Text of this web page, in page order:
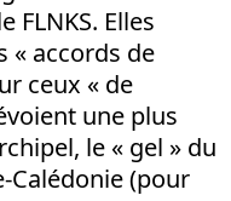
FLNKS. Elles
« accords de
ceux « de
une plus
le « gel » du
Calédonie (pour